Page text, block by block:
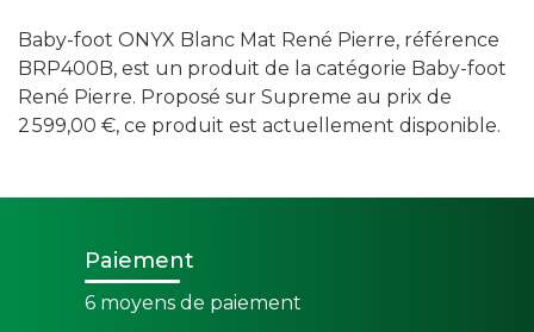
Baby-foot ONYX Blanc Mat René Pierre, référence
BRP400B, est un produit de la catégorie Baby-foot
René Pierre. Proposé sur Supreme au prix de
2 599,00 €, ce produit est actuellement disponible.
Paiement
6 moyens de paiement